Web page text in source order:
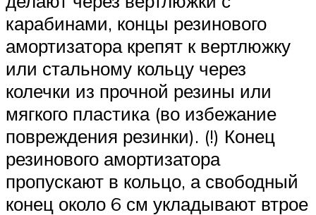
карабинами, концы резинового
амортизатора крепят к вертлюжку
или стальному кольцу через
колечки из прочной резины или
мягкого пластика (во избежание
повреждения резинки). (!) Конец
резинового амортизатора
пропускают в кольцо, а свободный
конец около 6 см укладывают втрое